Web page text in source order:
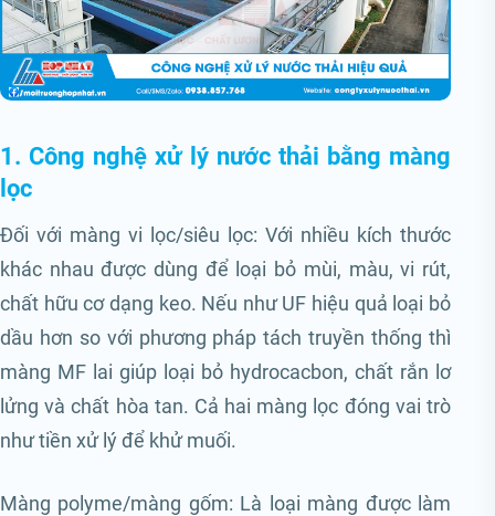
1. Công nghệ xử lý nước thải bằng màng
lọc
Đối với màng vi lọc/siêu lọc: Với nhiều kích thước
khác nhau được dùng để loại bỏ mùi, màu, vi rút,
chất hữu cơ dạng keo. Nếu như UF hiệu quả loại bỏ
dầu hơn so với phương pháp tách truyền thống thì
màng MF lai giúp loại bỏ hydrocacbon, chất rắn lơ
lửng và chất hòa tan. Cả hai màng lọc đóng vai trò
như tiền xử lý để khử muối.
Màng polyme/màng gốm: Là loại màng được làm